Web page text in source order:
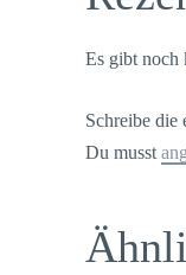
Es gibt noch
Schreibe die
Du musst